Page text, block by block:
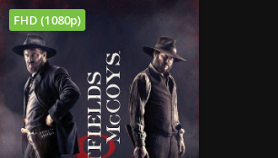
FHD (1080p)